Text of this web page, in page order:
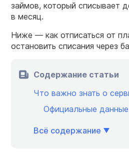
займов, который списывает
в месяц.
Ниже — как отписаться от
остановить списания через
Содержание статьи
Что важно знать о
Официальные
Всё содержание